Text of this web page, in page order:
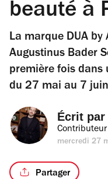
beauté à
La marque DUA by
Augustinus Bader
première fois dans
du 27 mai au 7
Écrit par
Contributeur
mercredi 27
Partager